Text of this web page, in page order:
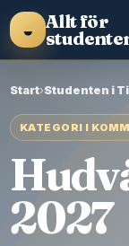
◒ Allt för
Start›Studenten i
KATEGORI I
2027